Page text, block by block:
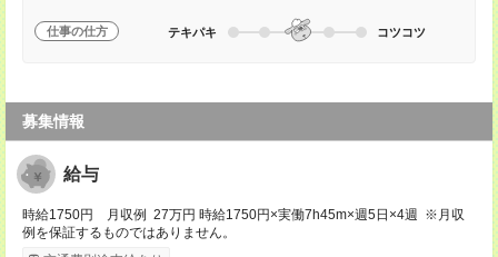
仕事の仕方 テキパキ コツコツ
募集情報
給与
時給1750円 月収例 27万円 時給1750円×実働7h45m×週5日×4週 ※月収
例を保証するものではありません。